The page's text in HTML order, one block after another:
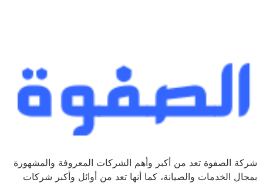
شركة الصفوة تعد من أكبر وأهم الشركات المعروفة والمشهورة
بمجال الخدمات والصيانة، كما أنها تعد من أوائل وأكبر شركات